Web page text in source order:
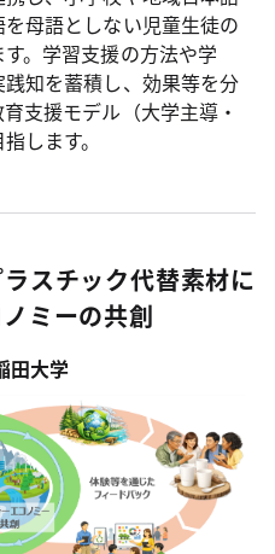
母語としない児童生徒の
。学習支援の方法や学
知を蓄積し、効果等を分
支援モデル（大学主導・
します。
スチック代替素材に
ミーの共創
田大学